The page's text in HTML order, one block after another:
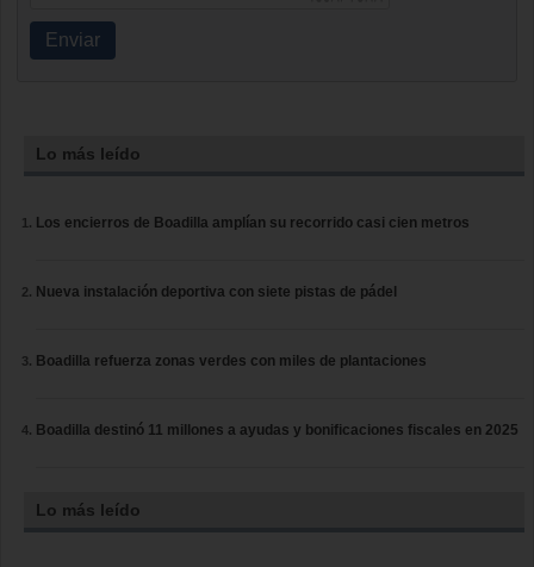
Enviar
Lo más leído
Los encierros de Boadilla amplían su recorrido casi cien metros
Nueva instalación deportiva con siete pistas de pádel
Boadilla refuerza zonas verdes con miles de plantaciones
Boadilla destinó 11 millones a ayudas y bonificaciones fiscales en 2025
Lo más leído